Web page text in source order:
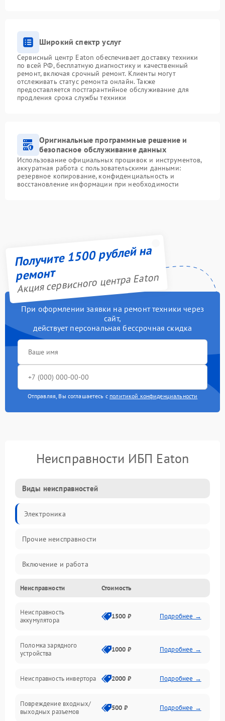
Широкий спектр услуг
Сервисный центр Eaton обеспечивает доставку техники
по всей РФ, бесплатную диагностику и качественный
ремонт, включая срочный ремонт. Клиенты могут
отслеживать статус ремонта онлайн. Также
предоставляется постгарантийное обслуживание для
продления срока службы техники
Оригинальные программные решение и
безопасное обслуживание данных
Использование официальных прошивок и инструментов,
аккуратная работа с пользовательскими данными:
резервное копирование, конфиденциальность и
восстановление информации при необходимости
Получите 1500 рублей на
ремонт
Акция сервисного центра Eaton
При оформлении заявки на ремонт техники через
сайт,
действует персональная бессрочная скидка
Отправляя, Вы соглашаетесь с политикой конфиденциальности
Неисправности ИБП Eaton
Виды неисправностей
Электроника
Прочие неисправности
Включение и работа
Работа с нагрузкой
Звук и индикация
Механические повреждения
Неисправности Стоимость
Неисправность
аккумулятора
1500 ₽ Подробнее →
Поломка зарядного
устройства
1000 ₽ Подробнее →
Неисправность инвертора 2000 ₽ Подробнее →
Повреждение входных/
выходных разъемов
500 ₽ Подробнее →